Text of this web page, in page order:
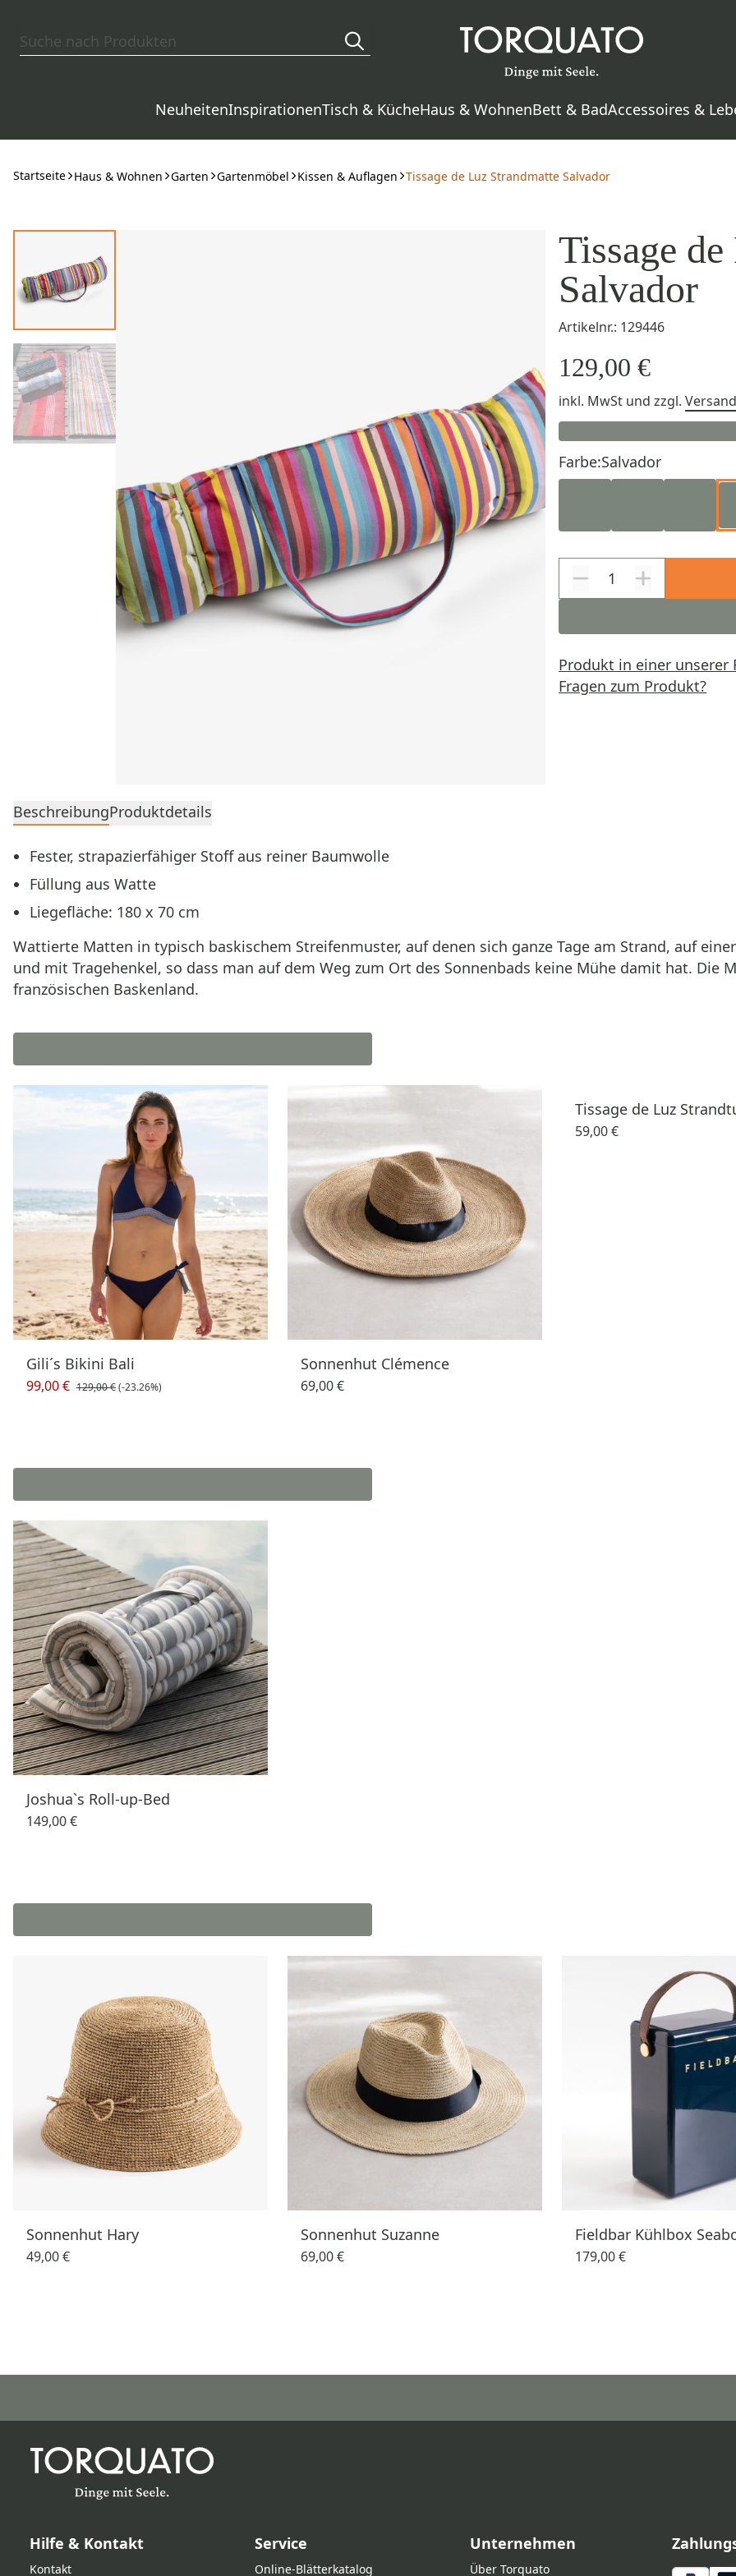
NeuheitenInspirationenTisch & KücheHaus & WohnenBett & BadAccessoires &
Startseite Haus & Wohnen Garten Gartenmöbel Kissen & Auflagen Tissage de Luz Strandmatte Salvador
Tissage
Salvador
Artikelnr.: 129446
129,00 €
inkl. MwSt und zzgl. Versand
Farbe:Salvador
Produkt in einer unserer
Fragen zum Produkt?
BeschreibungProduktdetails
Fester, strapazierfähiger Stoff aus reiner Baumwolle
Füllung aus Watte
Liegefläche: 180 x 70 cm
Wattierte Matten in typisch baskischem Streifenmuster, auf denen sich ganze Tage am Strand, auf
und mit Tragehenkel, so dass man auf dem Weg zum Ort des Sonnenbads keine Mühe damit hat. Die
französischen Baskenland.
Gili´s Bikini Bali
99,00 € 129,00 €(-23.26%)
Sonnenhut Clémence
69,00 €
Tissage de Luz
59,00 €
Joshua`s Roll-up-Bed
149,00 €
Sonnenhut Hary
49,00 €
Sonnenhut Suzanne
69,00 €
Fieldbar Kühlbox
179,00 €
Hilfe & Kontakt
Kontakt
Service
Online‑Blätterkatalog
Unternehmen
Über Torquato